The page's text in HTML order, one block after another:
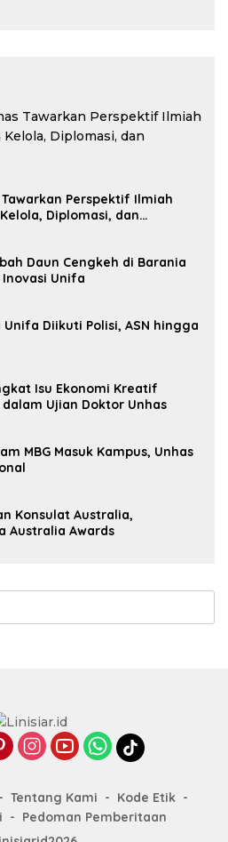
Perspektif Ilmiah
Diplomasi, dan
Daun Cengkeh di Barania
Unifa
Diikuti Polisi, ASN hingga
Isu Ekonomi Kreatif
Ujian Doktor Unhas
MBG Masuk Kampus, Unhas
Konsulat Australia,
Australia Awards
Tentang Kami
Kode Etik
Pedoman Pemberitaan